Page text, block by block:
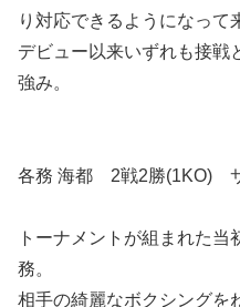
り対応できるようになって
デビュー以来いずれも接戦
強み。
各務 海都 2戦2勝(1KO)
トーナメントが組まれた
務。
相手の綺麗なボクシングを